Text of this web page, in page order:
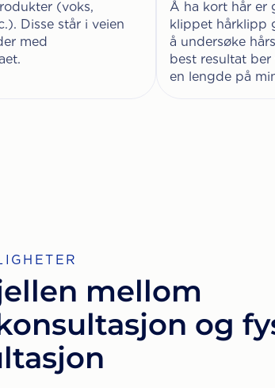
(voks,
Disse står i veien
med
Å ha kort hår er
klippet hårklipp
å undersøke
best resultat
en lengde på
mellom
og